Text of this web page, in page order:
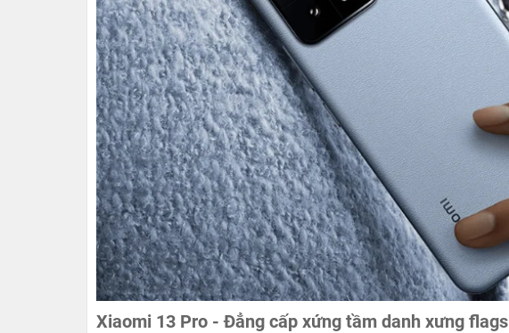
Xiaomi 13 Pro - Đẳng cấp xứng tầm danh xưng